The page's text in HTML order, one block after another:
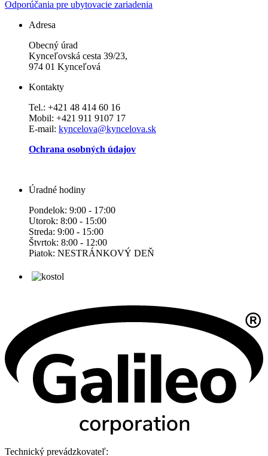
Odporúčania pre ubytovacie zariadenia
Adresa
Obecný úrad
Kynceľovská cesta 39/23,
974 01 Kynceľová
Kontakty
Tel.: +421 48 414 60 16
Mobil: +421 911 9107 17
E-mail: kyncelova@kyncelova.sk
Ochrana osobných údajov
Úradné hodiny
Pondelok: 9:00 - 17:00
Utorok: 8:00 - 15:00
Streda: 9:00 - 15:00
Štvrtok: 8:00 - 12:00
Piatok: NESTRÁNKOVÝ DEŇ
Technický prevádzkovateľ: